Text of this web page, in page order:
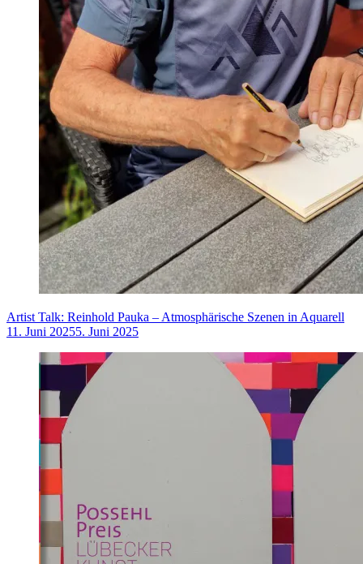
Artist Talk: Reinhold Pauka – Atmosphärische Szenen in Aquarell
11. Juni 20255. Juni 2025